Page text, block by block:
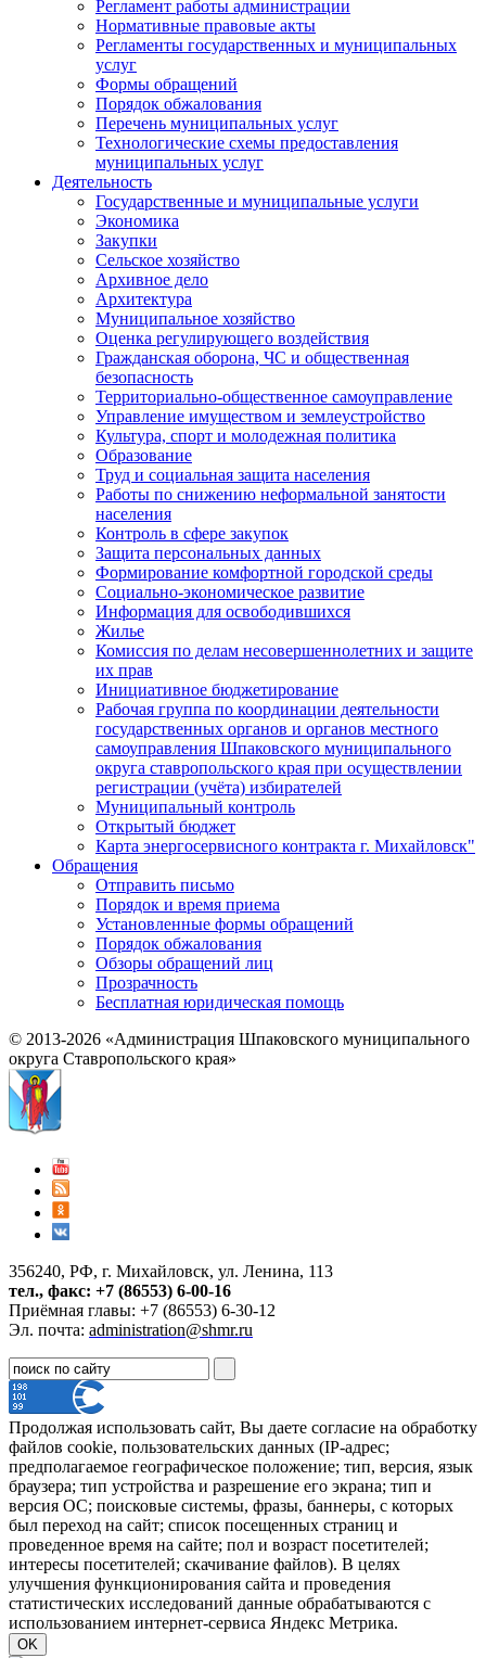
Регламент работы администрации
Нормативные правовые акты
Регламенты государственных и муниципальных
услуг
Формы обращений
Порядок обжалования
Перечень муниципальных услуг
Технологические схемы предоставления
муниципальных услуг
Деятельность
Государственные и муниципальные услуги
Экономика
Закупки
Сельское хозяйство
Архивное дело
Архитектура
Муниципальное хозяйство
Оценка регулирующего воздействия
Гражданская оборона, ЧС и общественная
безопасность
Территориально-общественное самоуправление
Управление имуществом и землеустройство
Культура, спорт и молодежная политика
Образование
Труд и социальная защита населения
Работы по снижению неформальной занятости
населения
Контроль в сфере закупок
Защита персональных данных
Формирование комфортной городской среды
Социально-экономическое развитие
Информация для освободившихся
Жилье
Комиссия по делам несовершеннолетних и защите
их прав
Инициативное бюджетирование
Рабочая группа по координации деятельности
государственных органов и органов местного
самоуправления Шпаковского муниципального
округа ставропольского края при осуществлении
регистрации (учёта) избирателей
Муниципальный контроль
Открытый бюджет
Карта энергосервисного контракта г. Михайловск"
Обращения
Отправить письмо
Порядок и время приема
Установленные формы обращений
Порядок обжалования
Обзоры обращений лиц
Прозрачность
Бесплатная юридическая помощь
© 2013-2026 «Администрация Шпаковского муниципального
округа Ставропольского края»
356240, РФ, г. Михайловск, ул. Ленина, 113
тел., факс: +7 (86553) 6-00-16
Приёмная главы: +7 (86553) 6-30-12
Эл. почта: administration@shmr.ru
Продолжая использовать сайт, Вы даете согласие на обработку
файлов cookie, пользовательских данных (IP-адрес;
предполагаемое географическое положение; тип, версия, язык
браузера; тип устройства и разрешение его экрана; тип и
версия ОС; поисковые системы, фразы, баннеры, с которых
был переход на сайт; список посещенных страниц и
проведенное время на сайте; пол и возраст посетителей;
интересы посетителей; скачивание файлов). В целях
улучшения функционирования сайта и проведения
статистических исследований данные обрабатываются с
использованием интернет-сервиса Яндекс Метрика.
OK